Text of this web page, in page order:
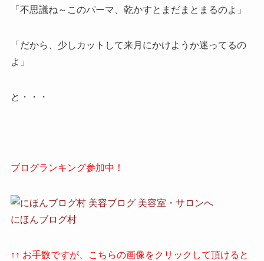
「不思議ね～このパーマ、乾かすとまだまとまるのよ」
「だから、少しカットして来月にかけようか迷ってるの
よ」
と・・・
ブログランキング参加中！
にほんブログ村
↑↑ お手数ですが、こちらの画像をクリックして頂けると